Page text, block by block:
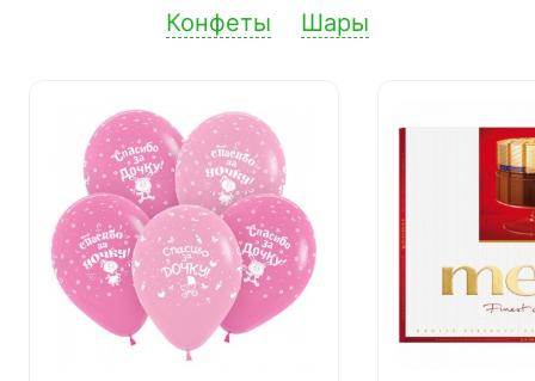
Конфеты Шары